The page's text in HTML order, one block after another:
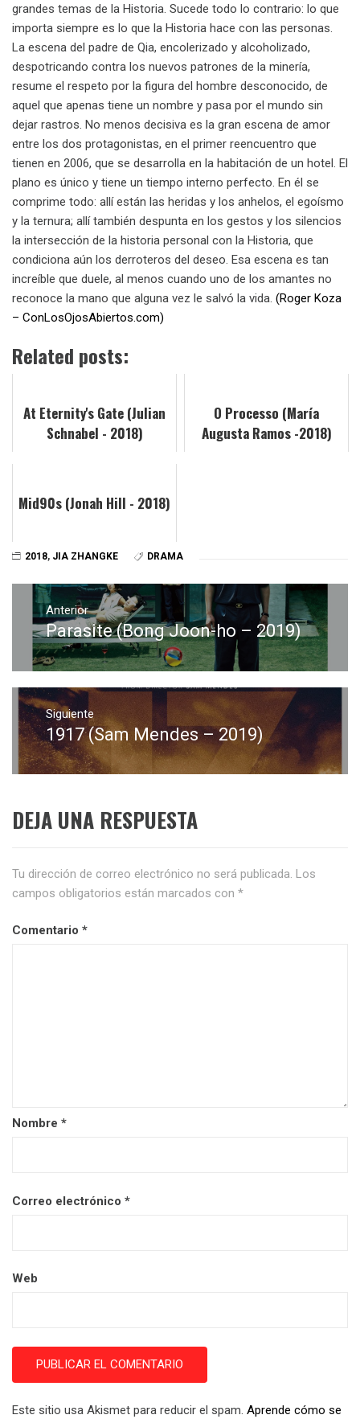
grandes temas de la Historia. Sucede todo lo contrario: lo que
importa siempre es lo que la Historia hace con las personas.
La escena del padre de Qia, encolerizado y alcoholizado,
despotricando contra los nuevos patrones de la minería,
resume el respeto por la figura del hombre desconocido, de
aquel que apenas tiene un nombre y pasa por el mundo sin
dejar rastros. No menos decisiva es la gran escena de amor
entre los dos protagonistas, en el primer reencuentro que
tienen en 2006, que se desarrolla en la habitación de un hotel. El
plano es único y tiene un tiempo interno perfecto. En él se
comprime todo: allí están las heridas y los anhelos, el egoísmo
y la ternura; allí también despunta en los gestos y los silencios
la intersección de la historia personal con la Historia, que
condiciona aún los derroteros del deseo. Esa escena es tan
increíble que duele, al menos cuando uno de los amantes no
reconoce la mano que alguna vez le salvó la vida. (Roger Koza
– ConLosOjosAbiertos.com)
Related posts:
At Eternity's Gate (Julian
Schnabel - 2018)
O Processo (María
Augusta Ramos -2018)
Mid90s (Jonah Hill - 2018)
2018, JIA ZHANGKE DRAMA
Navegación
entradas
Anterior
Entrada
anterior:
Parasite (Bong Joon-ho – 2019)
Siguiente
Entrada
siguiente:
1917 (Sam Mendes – 2019)
DEJA UNA RESPUESTA
Tu dirección de correo electrónico no será publicada. Los
campos obligatorios están marcados con *
Comentario *
Nombre *
Correo electrónico *
Web
Este sitio usa Akismet para reducir el spam. Aprende cómo se